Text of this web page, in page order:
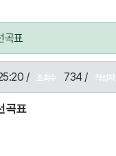
곡표
/ 조회수 734 / 작성자
곡표